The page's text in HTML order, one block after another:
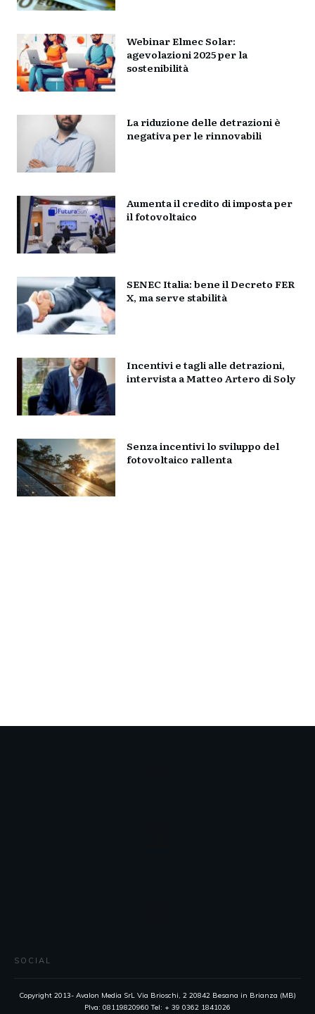
Webinar Elmec Solar:
agevolazioni 2025 per la
sostenibilità
La riduzione delle detrazioni è
negativa per le rinnovabili
Aumenta il credito di imposta per
il fotovoltaico
SENEC Italia: bene il Decreto FER
X, ma serve stabilità
Incentivi e tagli alle detrazioni,
intervista a Matteo Artero di Soly
Senza incentivi lo sviluppo del
fotovoltaico rallenta
SOCIAL
Copyright 2013- Avalon Media SrL Via Brioschi, 2 20842 Besana in Brianza (MB)
PIva: 08119820960 Tel: + 39 0362 1841026